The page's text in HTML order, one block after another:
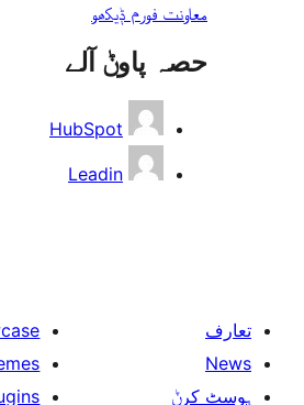
معاونت فورم ݙیکھو
حصہ پاوݨ آلے
HubSpot
Leadin
تعارف
News
ہوسٹ کرݨ